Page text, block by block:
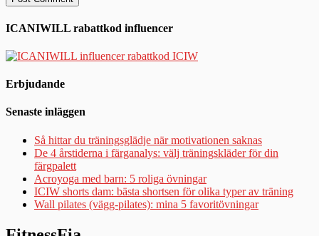
ICANIWILL rabattkod influencer
Erbjudande
Senaste inläggen
Så hittar du träningsglädje när motivationen saknas
De 4 årstiderna i färganalys: välj träningskläder för din
färgpalett
Acroyoga med barn: 5 roliga övningar
ICIW shorts dam: bästa shortsen för olika typer av träning
Wall pilates (vägg-pilates): mina 5 favoritövningar